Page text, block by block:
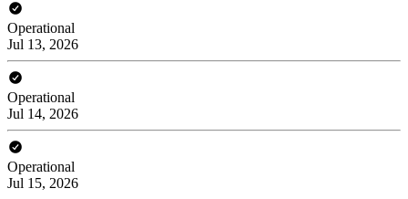
Operational
Jul 13, 2026
Operational
Jul 14, 2026
Operational
Jul 15, 2026